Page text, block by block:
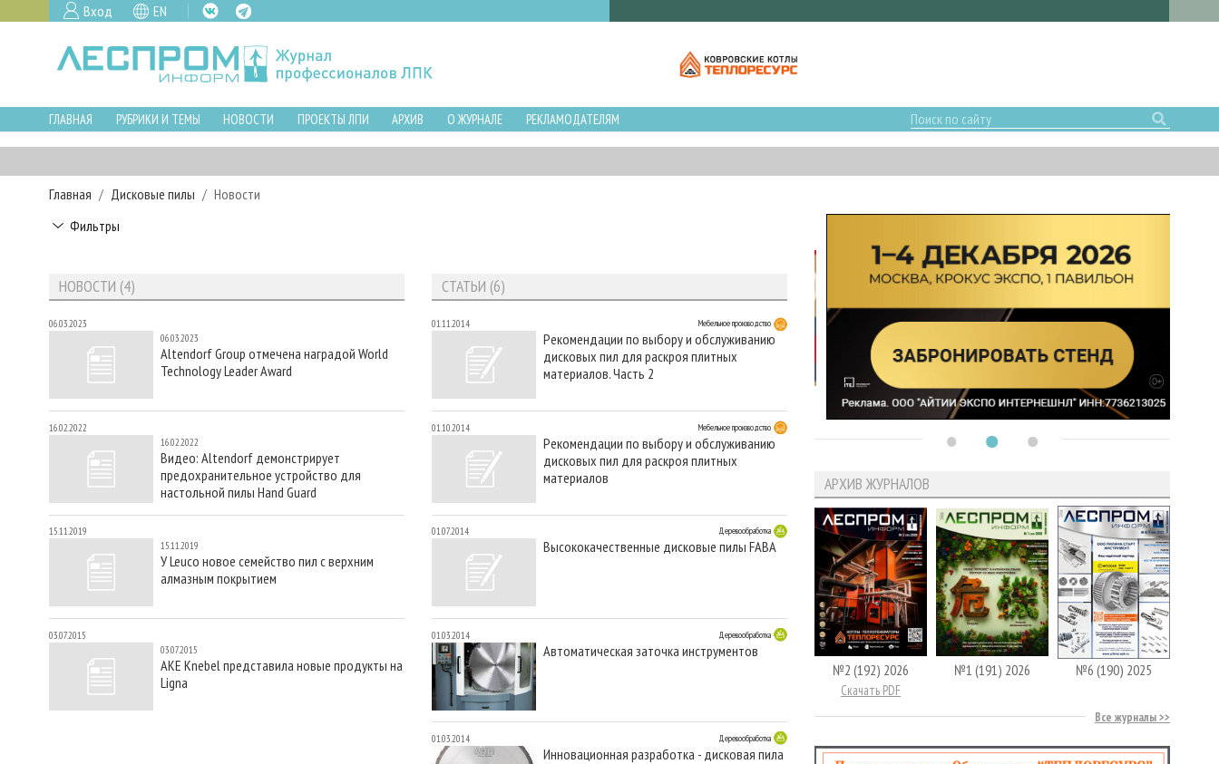
Вход EN
ГЛАВНАЯ РУБРИКИ И ТЕМЫ НОВОСТИ ПРОЕКТЫ ЛПИ АРХИВ О ЖУРНАЛЕ РЕКЛАМОДАТЕЛЯМ
Главная Дисковые пилы
Новости
Фильтры
НОВОСТИ (4)
06.03.2023
06.03.2023
Altendorf Group отмечена наградой World
Technology Leader Award
16.02.2022
16.02.2022
Видео: Altendorf демонстрирует
предохранительное устройство для
настольной пилы Hand Guard
15.11.2019
15.11.2019
У Leuco новое семейство пил с верхним
алмазным покрытием
03.07.2015
03.07.2015
AKE Knebel представила новые продукты на
Ligna
СТАТЬИ (6)
01.11.2014 Мебельное производство
Рекомендации по выбору и обслуживанию
дисковых пил для раскроя плитных
материалов. Часть 2
01.10.2014 Мебельное производство
Рекомендации по выбору и обслуживанию
дисковых пил для раскроя плитных
материалов
01.07.2014 Деревообработка
Высококачественные дисковые пилы FABA
01.03.2014 Деревообработка
Автоматическая заточка инструментов
01.03.2014 Деревообработка
Инновационная разработка - дисковая пила
АРХИВ ЖУРНАЛОВ
№2 (192) 2026
Скачать PDF
№1 (191) 2026 №6 (190) 2025
Все журналы